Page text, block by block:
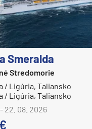
Smeralda
Stredomorie
/ Ligúria, Taliansko
/ Ligúria, Taliansko
22. 08. 2026